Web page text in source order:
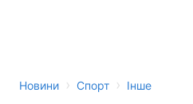
Новини › Спорт › Інше